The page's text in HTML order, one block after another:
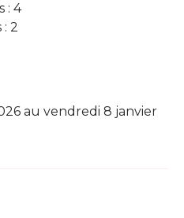
: 4
2
au vendredi 8 janvier